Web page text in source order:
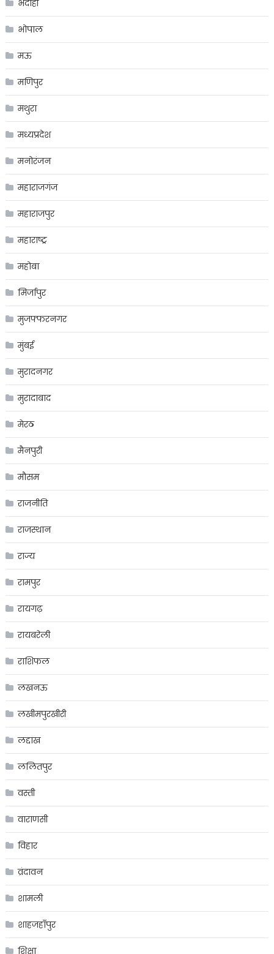
भदोही
भोपाल
मऊ
मणिपुर
मथुरा
मध्यप्रदेश
मनोरंजन
महाराजगंज
महाराजपुर
महाराष्ट्र
महोबा
मिर्जापुर
मुजफ्फरनगर
मुंबई
मुरादनगर
मुरादाबाद
मेरठ
मैनपुरी
मौसम
राजनीति
राजस्थान
राज्य
रामपुर
रायगढ़
रायबरेली
राशिफल
लखनऊ
लखीमपुरखीरी
लद्दाख
ललितपुर
वस्ती
वाराणसी
विहार
व्रंदावन
शामली
शाहजहाँपुर
शिक्षा